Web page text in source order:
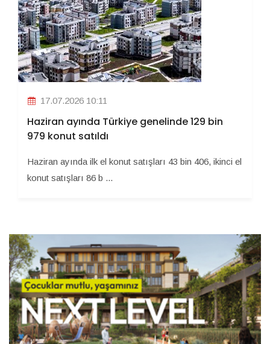
17.07.2026 10:11
Haziran ayında Türkiye genelinde 129 bin
979 konut satıldı
Haziran ayında ilk el konut satışları 43 bin 406, ikinci el
konut satışları 86 b ...